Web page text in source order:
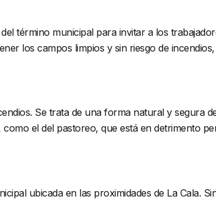
término municipal para invitar a los
los campos limpios y sin riesgo de
Se trata de una forma natural y segura
el del pastoreo, que está en detrimento
ubicada en las proximidades de La Cala.